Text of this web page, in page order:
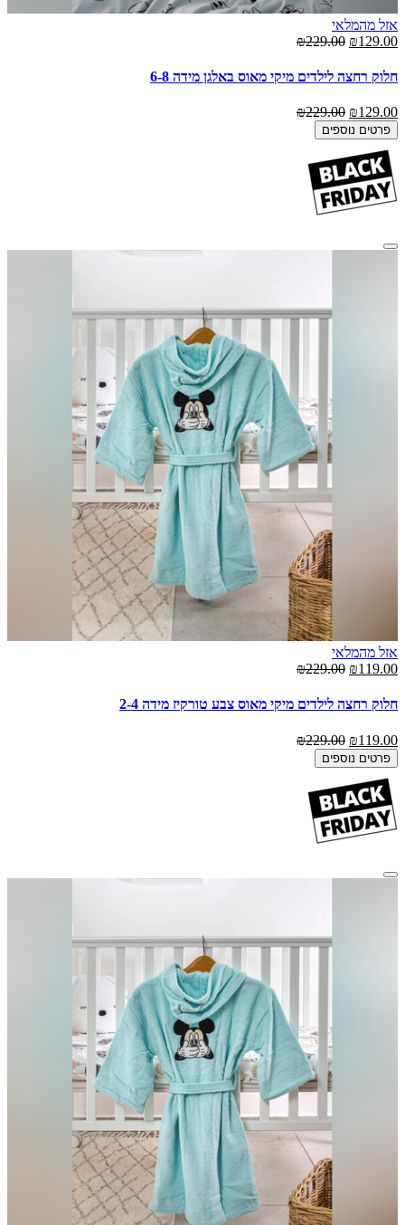
אזל מהמלאי
₪129.00
₪229.00
חלוק רחצה לילדים מיקי מאוס באלגן מידה 6-8
₪129.00
₪229.00
פרטים נוספים
אזל מהמלאי
₪119.00
₪229.00
חלוק רחצה לילדים מיקי מאוס צבע טורקיז מידה 2-4
₪119.00
₪229.00
פרטים נוספים